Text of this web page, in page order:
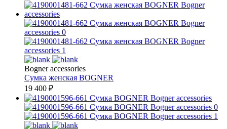
Bogner accessories
Сумка женская BOGNER
19 400 ₽